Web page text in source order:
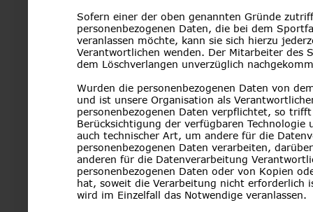
Sofern einer der oben genannten Gründe
personenbezogenen Daten, die bei dem
veranlassen möchte, kann sie sich hierzu
Verantwortlichen wenden. Der Mitarbeiter des
dem Löschverlangen unverzüglich
Wurden die personenbezogenen Daten von
und ist unsere Organisation als
personenbezogenen Daten verpflichtet, so
Berücksichtigung der verfügbaren
auch technischer Art, um andere für die
personenbezogenen Daten verarbeiten,
anderen für die Datenverarbeitung
personenbezogenen Daten oder von Kopien
hat, soweit die Verarbeitung nicht erforderlich
wird im Einzelfall das Notwendige veranlassen.